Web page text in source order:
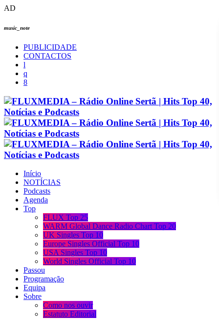
AD
music_note
PUBLICIDADE
CONTACTOS
Início
NOTÍCIAS
Podcasts
Agenda
Top
FLUX Top 25
WARM Global Dance Radio Chart Top 20
UK Singles Top 10
Europe Singles Official Top 10
USA Singles Top 10
World Singles Official Top 10
Passou
Programação
Equipa
Sobre
Como nos ouvir
Estatuto Editorial